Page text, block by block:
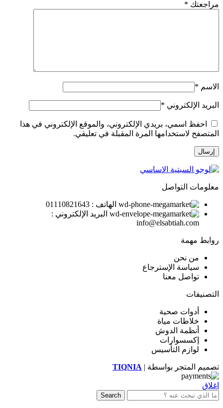
مراجعتك *
الاسم *
البريد الإلكتروني *
احفظ اسمي، بريدي الإلكتروني، والموقع الإلكتروني في هذا
المتصفح لاستخدامها المرة المقبلة في تعليقي.
معلومات التواصل
الهاتف : 01110821643
البريد الإلكتروني :
info@elsabtiah.com
روابط مهمة
من نحن
سياسة الإسترجاع
تواصل معنا
التصنيفات
أدوات صحية
خلاطات مياة
أنظمة الدوش
إكسسوارات
لوازم التأسيس
تصميم المتجر بواسطة | TIQNIA
اغلاق
Search